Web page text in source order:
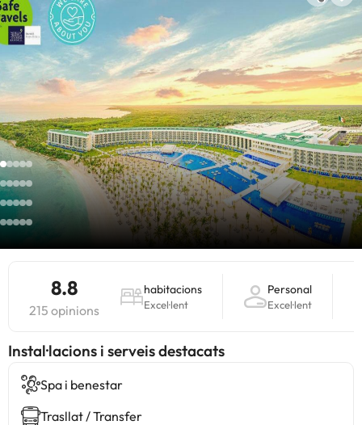
8.8
215 opinions
habitacions
Excel·lent
Personal
Excel·lent
Instal·lacions i serveis destacats
Spa i benestar
Trasllat / Transfer